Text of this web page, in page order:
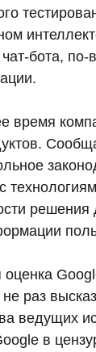
чат-бота,
время
оценка
не раз
ведущих
в